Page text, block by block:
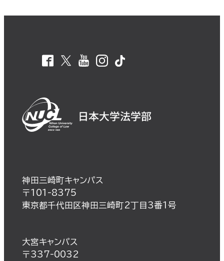
神田三崎町キャンパス
〒101-8375
東京都千代田区神田三崎町2丁目3番1号
大宮キャンパス
〒337-0032